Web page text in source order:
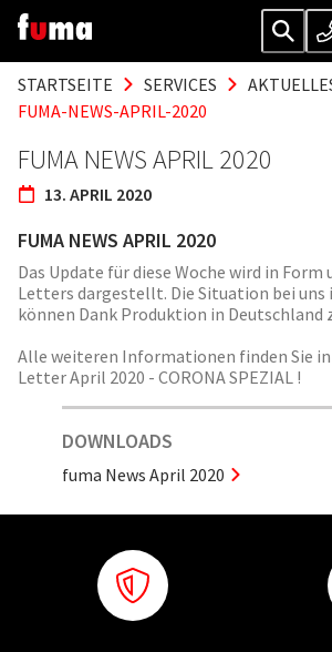
STARTSEITE SERVICES
FUMA-NEWS-APRIL-2020
FUMA NEWS APRIL 2020
13. APRIL 2020
FUMA NEWS APRIL 2020
Das Update für diese Woche wird in Form
Letters dargestellt. Die Situation bei uns
können Dank Produktion in Deutschland
Alle weiteren Informationen finden Sie in
Letter April 2020 - CORONA SPEZIAL !
DOWNLOADS
fuma News April 2020